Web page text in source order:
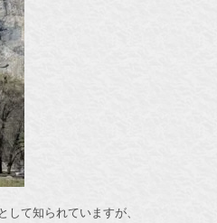
して知られていますが、